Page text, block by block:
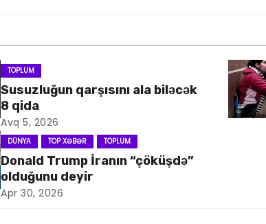
TOPLUM
Susuzluğun qarşısını ala biləcək
8 qida
Avq 5, 2026
DÜNYA TOP XƏBƏR TOPLUM
Donald Trump İranın “çöküşdə”
olduğunu deyir
Apr 30, 2026